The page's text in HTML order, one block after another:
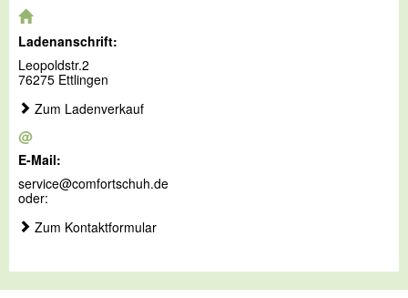
Ladenanschrift:
Leopoldstr.2
76275 Ettlingen
Zum Ladenverkauf
@
E-Mail:
service@comfortschuh.de
oder:
Zum Kontaktformular